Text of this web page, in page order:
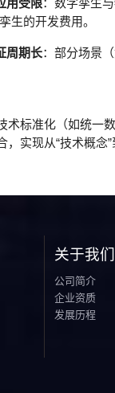
关于我们
公司简介
企业资质
发展历程